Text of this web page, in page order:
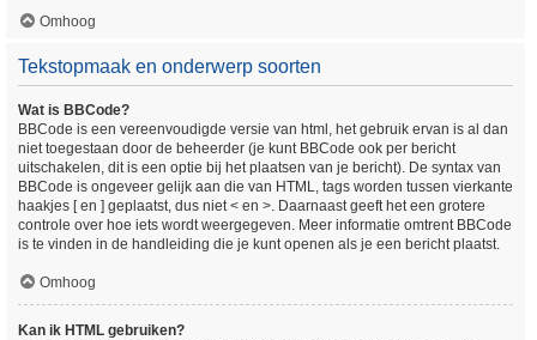
Omhoog
Tekstopmaak en onderwerp soorten
Wat is BBCode?
BBCode is een vereenvoudigde versie van html, het gebruik ervan is al dan
niet toegestaan door de beheerder (je kunt BBCode ook per bericht
uitschakelen, dit is een optie bij het plaatsen van je bericht). De syntax van
BBCode is ongeveer gelijk aan die van HTML, tags worden tussen vierkante
haakjes [ en ] geplaatst, dus niet < en >. Daarnaast geeft het een grotere
controle over hoe iets wordt weergegeven. Meer informatie omtrent BBCode
is te vinden in de handleiding die je kunt openen als je een bericht plaatst.
Omhoog
Kan ik HTML gebruiken?